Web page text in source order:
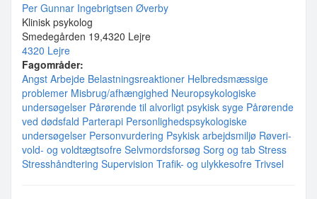
Per Gunnar Ingebrigtsen Øverby
Klinisk psykolog
Smedegården 19,4320 Lejre
4320 Lejre
Fagområder:
Angst Arbejde Belastningsreaktioner Helbredsmæssige
problemer Misbrug/afhængighed Neuropsykologiske
undersøgelser Pårørende til alvorligt psykisk syge Pårørende
ved dødsfald Parterapi Personlighedspsykologiske
undersøgelser Personvurdering Psykisk arbejdsmiljø Røveri-
vold- og voldtægtsofre Selvmordsforsøg Sorg og tab Stress
Stresshåndtering Supervision Trafik- og ulykkesofre Trivsel